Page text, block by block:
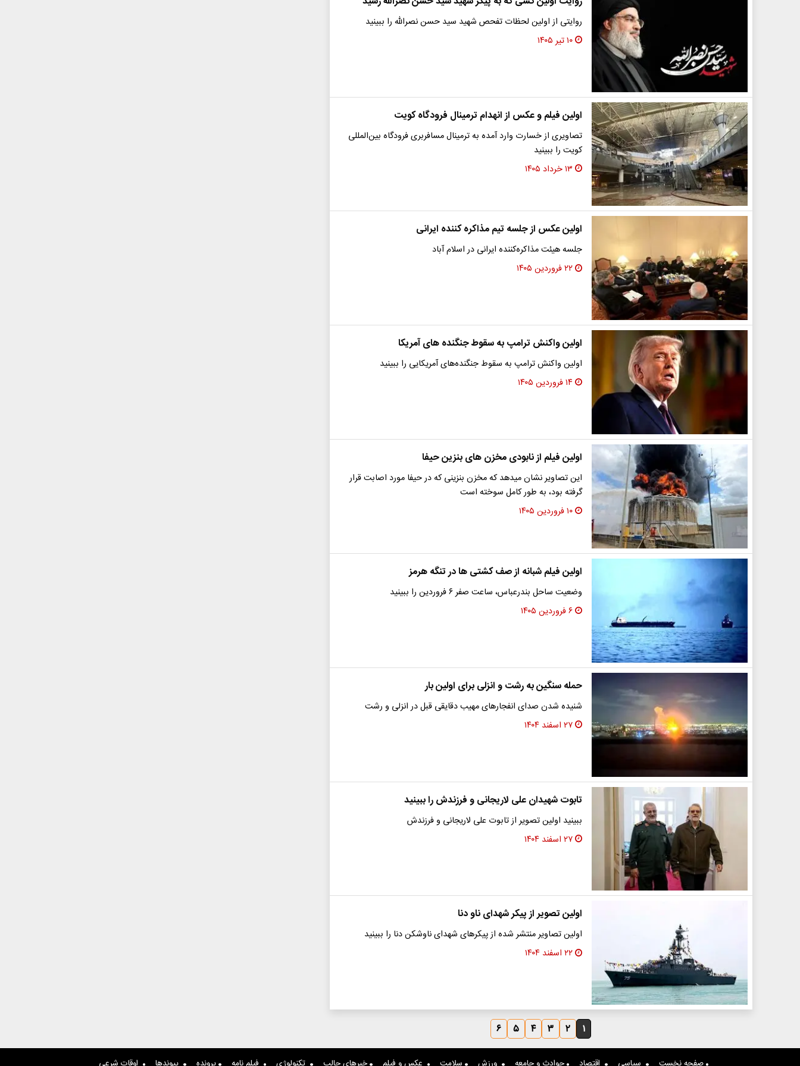
روایتی از اولین لحظات تفحص شهید سید حسن نصرالله را ببینید
۱۰ تیر ۱۴۰۵
اولین فیلم و عکس از انهدام ترمینال فرودگاه کویت
تصاویری از خسارت وارد آمده به ترمینال مسافربری فرودگاه بین‌المللی
کویت را ببینید
۱۳ خرداد ۱۴۰۵
اولین عکس از جلسه تیم مذاکره کننده ایرانی
جلسه هیئت مذاکره‌کننده ایرانی در اسلام آباد
۲۲ فروردین ۱۴۰۵
اولین واکنش ترامپ به سقوط جنگنده‌ های آمریکا
اولین واکنش ترامپ به سقوط جنگنده‌های آمریکایی را ببینید
۱۴ فروردین ۱۴۰۵
اولین فیلم از نابودی مخزن های بنزین حیفا
این تصاویر نشان میدهد که مخزن بنزینی که در حیفا مورد اصابت قرار
گرفته بود، به طور کامل سوخته است
۱۰ فروردین ۱۴۰۵
اولین فیلم شبانه از صف کشتی ها در تنگه هرمز
وضعیت ساحل بندرعباس، ساعت صفر ۶ فروردین را ببینید
۶ فروردین ۱۴۰۵
حمله سنگین به رشت و انزلی برای اولین بار
شنیده شدن صدای انفجار‌های مهیب دقایقی قبل در انزلی و رشت
۲۷ اسفند ۱۴۰۴
تابوت شهیدان علی لاریجانی و فرزندش را ببینید
ببینید اولین تصویر از تابوت علی لاریجانی و فرزندش
۲۷ اسفند ۱۴۰۴
اولین تصویر از پیکر شهدای ناو دنا
اولین تصاویر منتشر شده از پیکرهای شهدای ناوشکن دنا را ببینید
۲۲ اسفند ۱۴۰۴
۱ ۲ ۳ ۴ ۵ ۶